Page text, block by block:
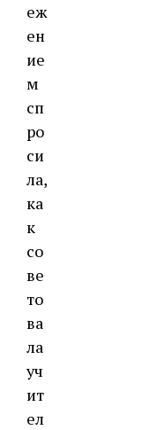
еж
ен
ие
м
сп
ро
си
ла,
ка
к
со
ве
то
ва
ла
уч
ит
ел